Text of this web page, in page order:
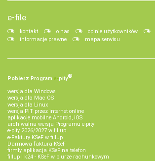
e-file
kontakt o nas opinie użytkowników
informacje prawne
mapa serwisu
Pobierz Program e‑pity®
wersja dla Windows
wersja dla Mac OS
wersja dla Linux
wersja PIT przez internet online
aplikacje mobilne Android, iOS
archiwalna wersja Programu e-pity
e-pity 2026/2027 w fillup
e‑Faktury KSeF w fillup
Darmowa faktura KSeF
firmly aplikacja KSeF na telefon
fillup | k24 - KSeF w biurze rachunkowym